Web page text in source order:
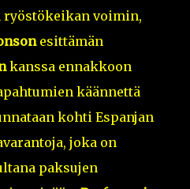
ryöstökeikan voimin,
esittämän
kanssa ennakkoon
käännettä
kohti Espanjan
joka on
paksujen